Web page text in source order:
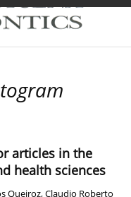
articles in the
health sciences
Queiroz,Claudio Roberto